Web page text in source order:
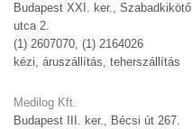
Budapest XXI. ker., Szabadkikötő
utca 2.
(1) 2607070, (1) 2164026
kézi, áruszállítás, teherszállítás
Medilog Kft.
Budapest III. ker., Bécsi út 267.